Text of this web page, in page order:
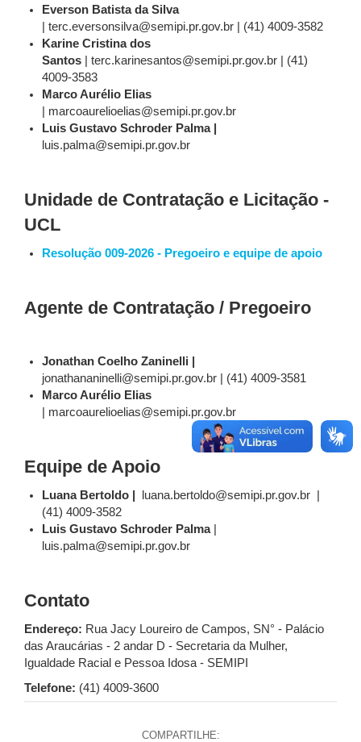
Everson Batista da Silva
| terc.eversonsilva@semipi.pr.gov.br | (41) 4009-3582
Karine Cristina dos
Santos
| terc.karinesantos@semipi.pr.gov.br | (41)
4009-3583
Marco Aurélio Elias
| marcoaurelioelias@semipi.pr.gov.br
Luis Gustavo Schroder Palma |
luis.palma@semipi.pr.gov.br
Unidade de Contratação e Licitação -
UCL
Resolução 009-2026 - Pregoeiro e equipe de apoio
Agente de Contratação / Pregoeiro
Jonathan Coelho Zaninelli |
jonathananinelli@semipi.pr.gov.br | (41) 4009-3581
Marco Aurélio Elias
| marcoaurelioelias@semipi.pr.gov.br
Equipe de Apoio
Luana Bertoldo |
luana.bertoldo@semipi.pr.gov.br |
(41) 4009-3582
Luis Gustavo Schroder Palma|
luis.palma@semipi.pr.gov.br
Contato
Endereço: Rua Jacy Loureiro de Campos, SN° - Palácio
das Araucárias - 2 andar D - Secretaria da Mulher,
Igualdade Racial e Pessoa Idosa - SEMIPI
Telefone: (41) 4009-3600
COMPARTILHE: